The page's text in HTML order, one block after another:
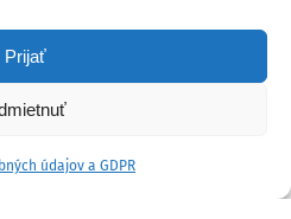
Prijať
údajov a GDPR